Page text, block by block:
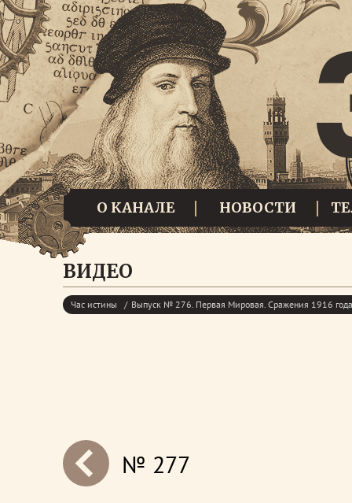
О КАНАЛЕ НОВОСТИ
ВИДЕО
Час истины Выпуск № 276. Первая Мировая. Сражения 1916
next№ 277